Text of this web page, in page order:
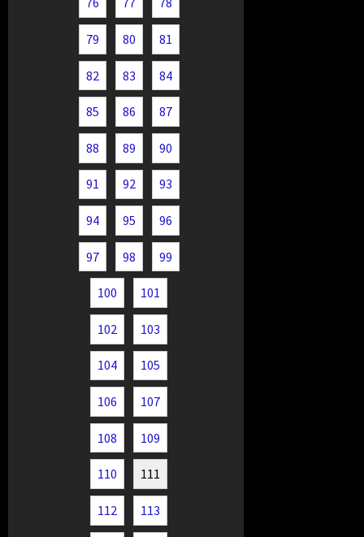
79 80 81
82 83 84
85 86 87
88 89 90
91 92 93
94 95 96
97 98 99
100 101
102 103
104 105
106 107
108 109
110 111
112 113